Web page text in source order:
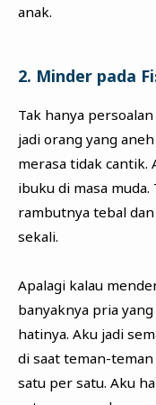
anak.
2. Minder pada
Tak hanya
jadi orang yang
merasa tidak cantik.
ibuku di masa
rambutnya tebal
sekali.
Apalagi kalau
banyaknya pria
hatinya. Aku jadi
di saat teman-teman
satu per satu. Aku